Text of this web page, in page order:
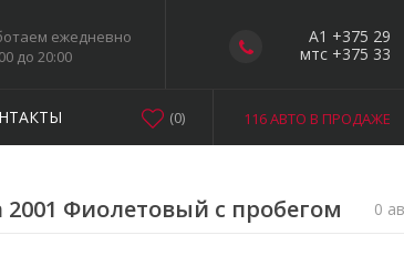
A1 +375 29
мтс +375 33
ежедневно
до 20:00
116 АВТО В ПРОДАЖЕ
(0)
2001 Фиолетовый с пробегом 0